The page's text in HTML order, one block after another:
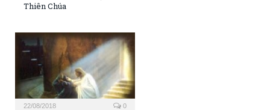
Thiên Chúa
22/08/2018 0